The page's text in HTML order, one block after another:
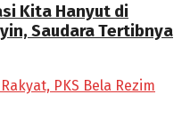
Kita Hanyut di
Saudara Tertibnya